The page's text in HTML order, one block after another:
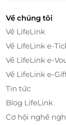
mục tiêu và
tiên, học viên
dựng bài tập
trình sinh
hoạt về thời
bộ về lâu dài.
Về chúng tôi
Về LifeLink
Về LifeLink e-
Về LifeLink e-
Về LifeLink e-
Tin tức
Blog LifeLink
Cơ hội nghề